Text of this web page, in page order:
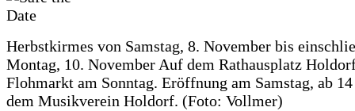
Herbstkirmes von Samstag, 8. November bis
Montag, 10. November Auf dem Rathausplatz
Flohmarkt am Sonntag. Eröffnung am Samstag, ab
dem Musikverein Holdorf. (Foto: Vollmer)